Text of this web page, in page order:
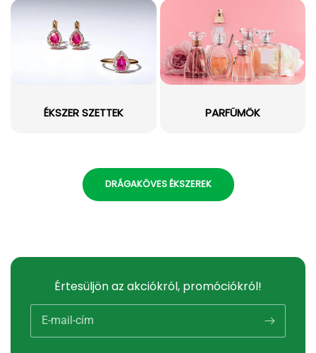
ÉKSZER SZETTEK PARFÜMÖK
DRÁGAKÖVES ÉKSZEREK
Értesüljön az akciókról, promóciókról!
E-mail-cím